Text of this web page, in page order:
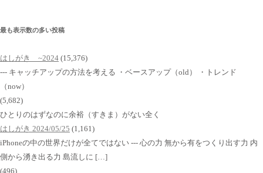
最も表示数の多い投稿
はしがき ~2024 (15,376)
--- キャッチアップの方法を考える ・ベースアップ（old） ・トレンド
（now）
(5,682)
ひとりのはずなのに余裕（すきま）がない全く
はしがき 2024/05/25 (1,161)
iPhoneの中の世界だけが全てではない --- 心の力 無から有をつくり出す力 内
側から湧き出る力 島流しに […]
(496)